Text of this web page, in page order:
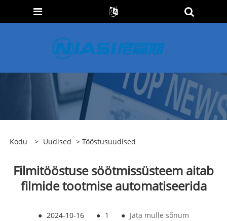
Kodu > Uudised > Tööstusuudised
Filmitööstuse söötmissüsteem aitab
filmide tootmise automatiseerida
● 2024-10-16 ● 1 ● Jäta mulle sõnum